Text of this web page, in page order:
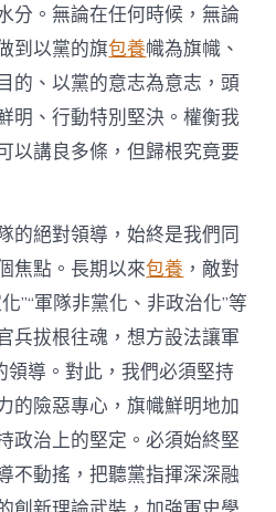
分。無論在任何時候，無論
到以黨的旗包養幟為旗幟、
的、以黨的意志為意志，頭
明、行動特別堅決。權衡我
以講良多條，但歸根究竟要
的絕對領導，始終是我們同
焦點。長期以來包養 ，敵對
”“軍隊非黨化、非政治化”等
兵拔根往魂，想方設法讓軍
領導。對此，我們必須堅持
的險惡專心，旗幟鮮明地加
政治上的堅定。必須始終堅
不動搖，把聽黨指揮深深融